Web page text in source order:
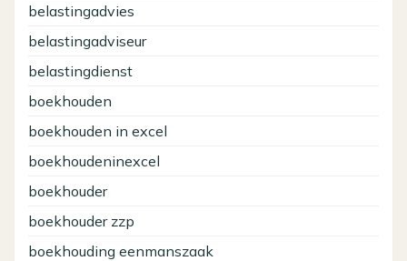
belastingadvies
belastingadviseur
belastingdienst
boekhouden
boekhouden in excel
boekhoudeninexcel
boekhouder
boekhouder zzp
boekhouding eenmanszaak